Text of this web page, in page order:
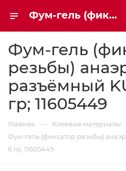
Фум-гель (фиксатор резьбы) анаэробный разъёмный KUDO, 6 гр | Мaxim-stroy
Фум-гель
резьбы)
разъёмный
гр; 11605449
Главная — Клеевые материалы
Фум-гель (фиксатор резьбы)
6 гр; 11605449